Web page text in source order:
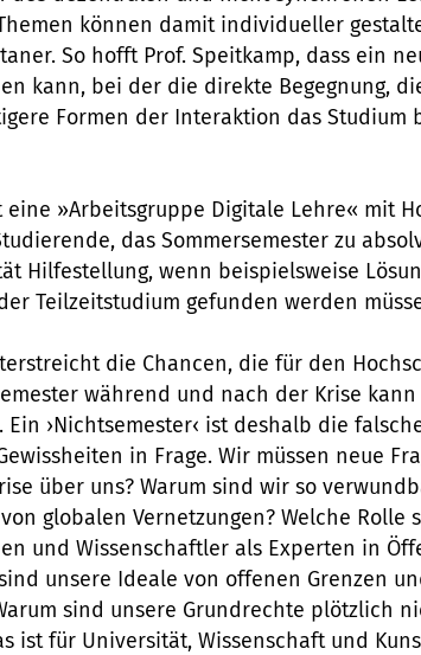
können damit individueller
So hofft Prof. Speitkamp, dass ein
kann, bei der die direkte Begegnung,
Formen der Interaktion das Studium
»Arbeitsgruppe Digitale Lehre« mit
das Sommersemester zu
Hilfestellung, wenn beispielsweise
Teilzeitstudium gefunden werden
die Chancen, die für den
während und nach der Krise
Ein ›Nichtsemester‹ ist deshalb die
in Frage. Wir müssen neue
über uns? Warum sind wir so
globalen Vernetzungen? Welche Rolle
und Wissenschaftler als Experten in
unsere Ideale von offenen Grenzen
sind unsere Grundrechte plötzlich
ist für Universität, Wissenschaft und